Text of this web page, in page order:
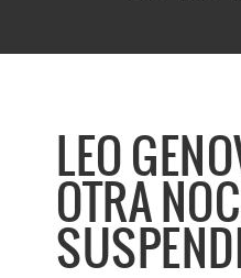
LEO
OTRA